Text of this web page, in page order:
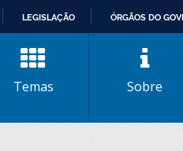
LEGISLAÇÃO ÓRGÃOS DO
Temas Sobre